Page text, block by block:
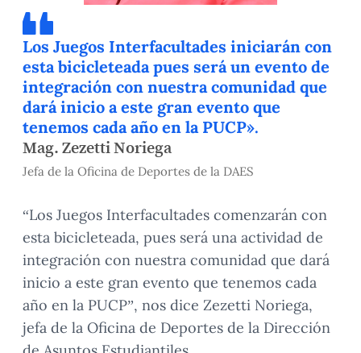
Los Juegos Interfacultades iniciarán con
esta bicicleteada pues será un evento de
integración con nuestra comunidad que
dará inicio a este gran evento que
tenemos cada año en la PUCP».
Mag. Zezetti Noriega
Jefa de la Oficina de Deportes de la DAES
“Los Juegos Interfacultades comenzarán con
esta bicicleteada, pues será una actividad de
integración con nuestra comunidad que dará
inicio a este gran evento que tenemos cada
año en la PUCP”, nos dice Zezetti Noriega,
jefa de la Oficina de Deportes de la Dirección